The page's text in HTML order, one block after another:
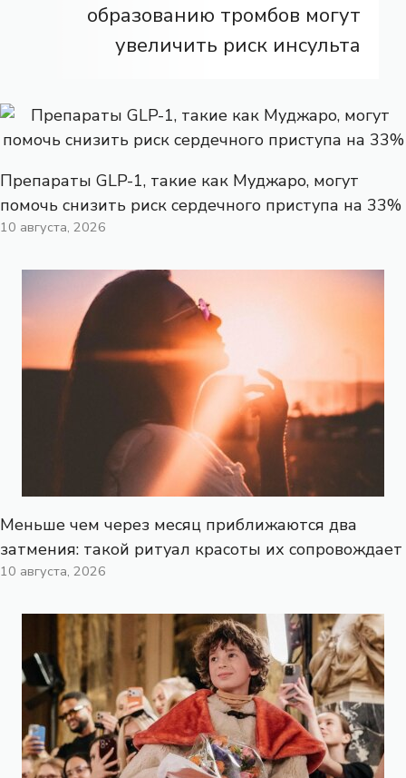
образованию тромбов могут
увеличить риск инсульта
Препараты GLP-1, такие как Муджаро, могут
помочь снизить риск сердечного приступа на 33%
10 августа, 2026
Меньше чем через месяц приближаются два
затмения: такой ритуал красоты их сопровождает
10 августа, 2026